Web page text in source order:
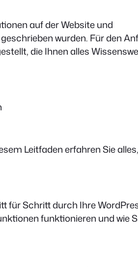
auf der Website und
wurden. Für den
die Ihnen alles
Leitfaden erfahren Sie
für Schritt durch Ihre
funktionieren und wie